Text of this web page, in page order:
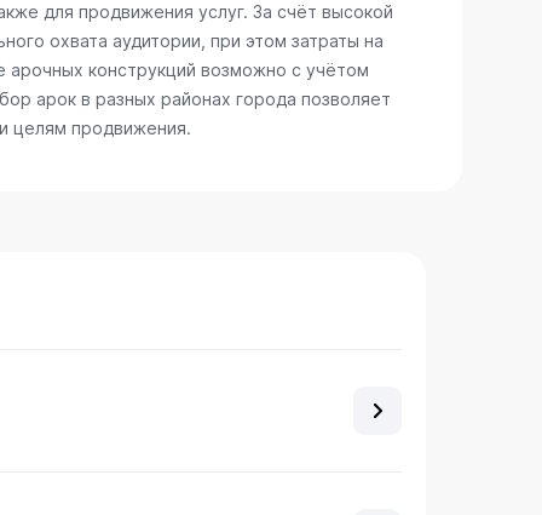
для продвижения услуг. За счёт высокой
охвата аудитории, при этом затраты на
конструкций возможно с учётом
арок в разных районах города позволяет
целям продвижения.